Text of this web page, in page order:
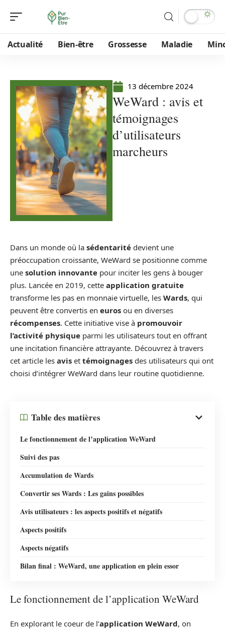
Actualité Bien-être Grossesse Maladie
13 décembre 2024
WeWard : avis et
témoignages
d’utilisateurs
marcheurs
Dans un monde où la sédentarité devient une
préoccupation croissante, WeWard se positionne comme
une solution innovante pour inciter les gens à bouger
plus. Lancée en 2019, cette application gratuite
transforme les pas en monnaie virtuelle, les Wards, qui
peuvent être convertis en euros ou en diverses
récompenses. Cette initiative vise à promouvoir
l’activité physique parmi les utilisateurs tout en offrant
une incitation financière attrayante. Découvrez à travers
cet article les avis et témoignages des utilisateurs qui ont
choisi d’intégrer WeWard dans leur routine quotidienne.
Table des matières
Le fonctionnement de l’application WeWard
Suivi des pas
Accumulation de Wards
Convertir ses Wards : Les gains possibles
Avis utilisateurs : les aspects positifs et négatifs
Aspects positifs
Aspects négatifs
Bilan final : WeWard, une application en plein essor
Le fonctionnement de l’application WeWard
En explorant le coeur de l’application WeWard, on